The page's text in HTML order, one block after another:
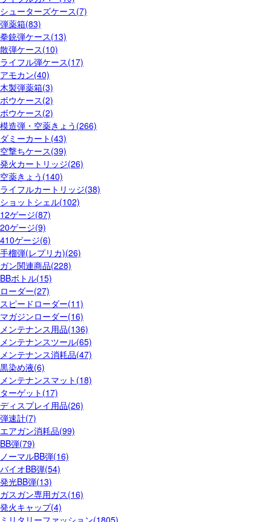
シューターズケース(7)
弾薬箱(83)
拳銃弾ケース(13)
散弾ケース(10)
ライフル弾ケース(17)
アモカン(40)
木製弾薬箱(3)
ボウケース(2)
ボウケース(2)
模造弾・空薬きょう(266)
ダミーカート(43)
空撃ちケース(39)
発火カートリッジ(26)
空薬きょう(140)
ライフルカートリッジ(38)
ショットシェル(102)
12ゲージ(87)
20ゲージ(9)
410ゲージ(6)
手榴弾(レプリカ)(26)
ガン関連商品(228)
BBボトル(15)
ローダー(27)
スピードローダー(11)
マガジンローダー(16)
メンテナンス用品(136)
メンテナンスツール(65)
メンテナンス消耗品(47)
黒染め液(6)
メンテナンスマット(18)
ターゲット(17)
ディスプレイ用品(26)
弾速計(7)
エアガン消耗品(99)
BB弾(79)
ノーマルBB弾(16)
バイオBB弾(54)
発光BB弾(13)
ガスガン専用ガス(16)
発火キャップ(4)
ミリタリーファッション(1805)